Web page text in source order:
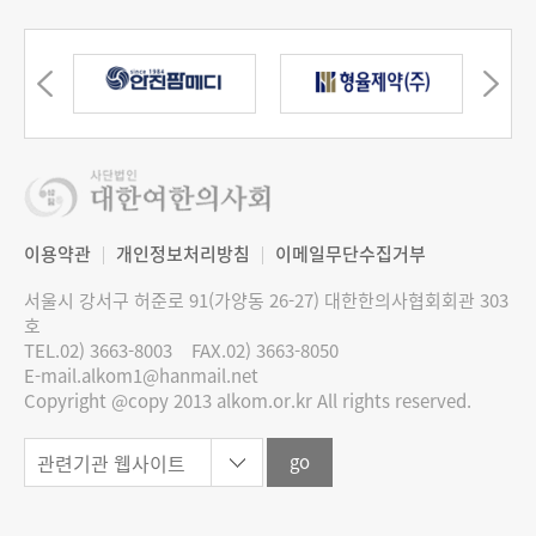
이용약관 개인정보처리방침
이메일무단수집거부
서울시 강서구 허준로 91(가양동 26-27) 대한한의사협회회관 303
호
TEL.02) 3663-8003
FAX.02) 3663-8050
E-mail.alkom1@hanmail.net
Copyright @copy 2013 alkom.or.kr All rights reserved.
go